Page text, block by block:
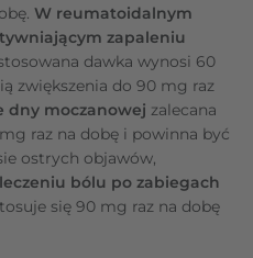
W reumatoidalnym
zapaleniu
dawka wynosi 60
zwiększenia do 90 mg raz
dny moczanowej zalecana
raz na dobę i powinna być
ostrych objawów,
bólu po zabiegach
się 90 mg raz na dobę